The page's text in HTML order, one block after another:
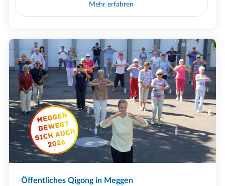
Mehr erfahren
Öffentliches Qigong in Meggen